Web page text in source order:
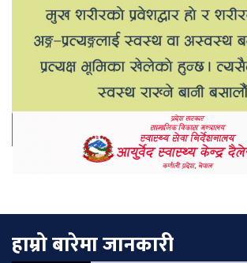
हाम्रो बारेमा जानकारी